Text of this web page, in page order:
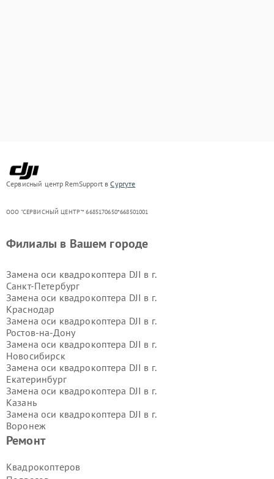
Сервисный центр RemSupport вСургуте
ООО "СЕРВИСНЫЙ ЦЕНТР"* 6685170650*668501001
Ремонт
Квадрокоптеров
Филиалы в Вашем городе
Замена оси квадрокоптера DJI в г.
Санкт-Петербург
Замена оси квадрокоптера DJI в г.
Краснодар
Замена оси квадрокоптера DJI в г.
Ростов-на-Дону
Замена оси квадрокоптера DJI в г.
Новосибирск
Замена оси квадрокоптера DJI в г.
Екатеринбург
Замена оси квадрокоптера DJI в г.
Казань
Замена оси квадрокоптера DJI в г.
Воронеж
Замена оси квадрокоптера DJI в г.
Замена оси квадрокоптера DJI в г.
Самара